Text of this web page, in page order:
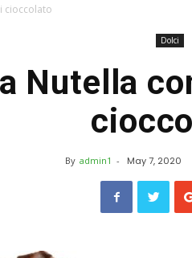
cioccolato
Dolci
Nutella
By admin1 - May 7, 2020